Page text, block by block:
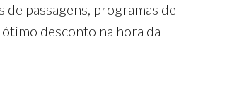
passagens, programas de
desconto na hora da